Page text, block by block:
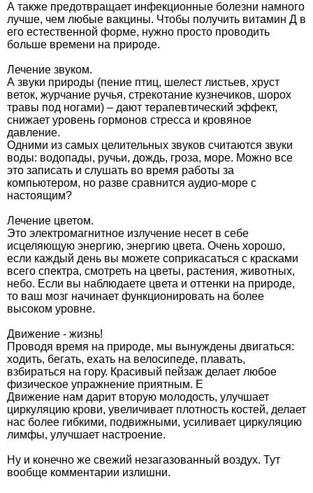
А также предотвращает инфекционные болезни намного
лучше, чем любые вакцины. Чтобы получить витамин Д в
его естественной форме, нужно просто проводить
больше времени на природе.
Лечение звуком.
А звуки природы (пение птиц, шелест листьев, хруст
веток, журчание ручья, стрекотание кузнечиков, шорох
травы под ногами) – дают терапевтический эффект,
снижает уровень гормонов стресса и кровяное
давление.
Одними из самых целительных звуков считаются звуки
воды: водопады, ручьи, дождь, гроза, море. Можно все
это записать и слушать во время работы за
компьютером, но разве сравнится аудио-море с
настоящим?
Лечение цветом.
Это электромагнитное излучение несет в себе
исцеляющую энергию, энергию цвета. Очень хорошо,
если каждый день вы можете соприкасаться с красками
всего спектра, смотреть на цветы, растения, животных,
небо. Если вы наблюдаете цвета и оттенки на природе,
то ваш мозг начинает функционировать на более
высоком уровне.
Движение - жизнь!
Проводя время на природе, мы вынуждены двигаться:
ходить, бегать, ехать на велосипеде, плавать,
взбираться на гору. Красивый пейзаж делает любое
физическое упражнение приятным. Е
Движение нам дарит вторую молодость, улучшает
циркуляцию крови, увеличивает плотность костей, делает
нас более гибкими, подвижными, усиливает циркуляцию
лимфы, улучшает настроение.
Ну и конечно же свежий незагазованный воздух. Тут
вообще комментарии излишни.